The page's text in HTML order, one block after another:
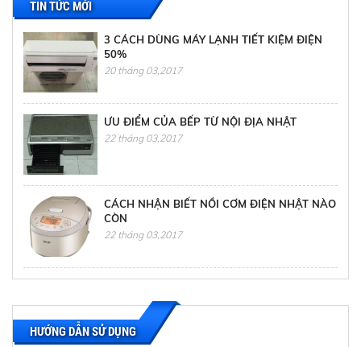
TIN TỨC MỚI
3 CÁCH DÙNG MÁY LẠNH TIẾT KIỆM ĐIỆN
50%
20 tháng 03,2017
ƯU ĐIỂM CỦA BẾP TỪ NỘI ĐỊA NHẬT
22 tháng 03,2017
CÁCH NHẬN BIẾT NỒI CƠM ĐIỆN NHẬT NÀO
CÒN
22 tháng 03,2017
22 tháng 03,2017
HƯỚNG DẪN SỬ DỤNG